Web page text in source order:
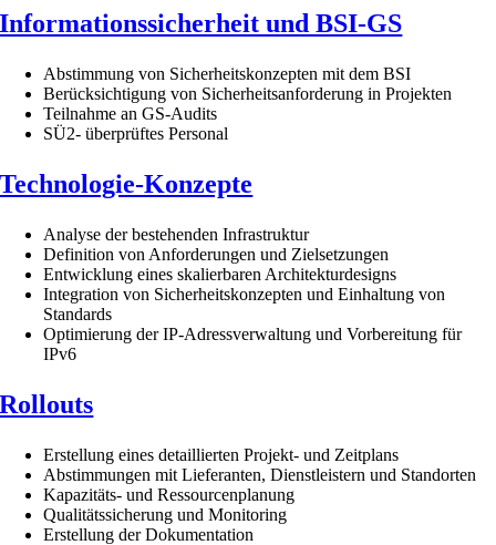
Informationssicherheit und BSI-GS
Abstimmung von Sicherheitskonzepten mit dem BSI
Berücksichtigung von Sicherheitsanforderung in Projekten
Teilnahme an GS-Audits
SÜ2- überprüftes Personal
Technologie-Konzepte
Analyse der bestehenden Infrastruktur
Definition von Anforderungen und Zielsetzungen
Entwicklung eines skalierbaren Architekturdesigns
Integration von Sicherheitskonzepten und Einhaltung von
Standards
Optimierung der IP-Adressverwaltung und Vorbereitung für
IPv6
Rollouts
Erstellung eines detaillierten Projekt- und Zeitplans
Abstimmungen mit Lieferanten, Dienstleistern und Standorten
Kapazitäts- und Ressourcenplanung
Qualitätssicherung und Monitoring
Erstellung der Dokumentation